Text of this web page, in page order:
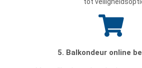
5. Balkondeur online